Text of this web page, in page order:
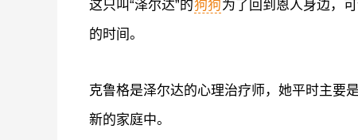
这只叫“泽尔达”的狗狗为了回到恩人身边，
的时间。
克鲁格是泽尔达的心理治疗师，她平时主要
新的家庭中。